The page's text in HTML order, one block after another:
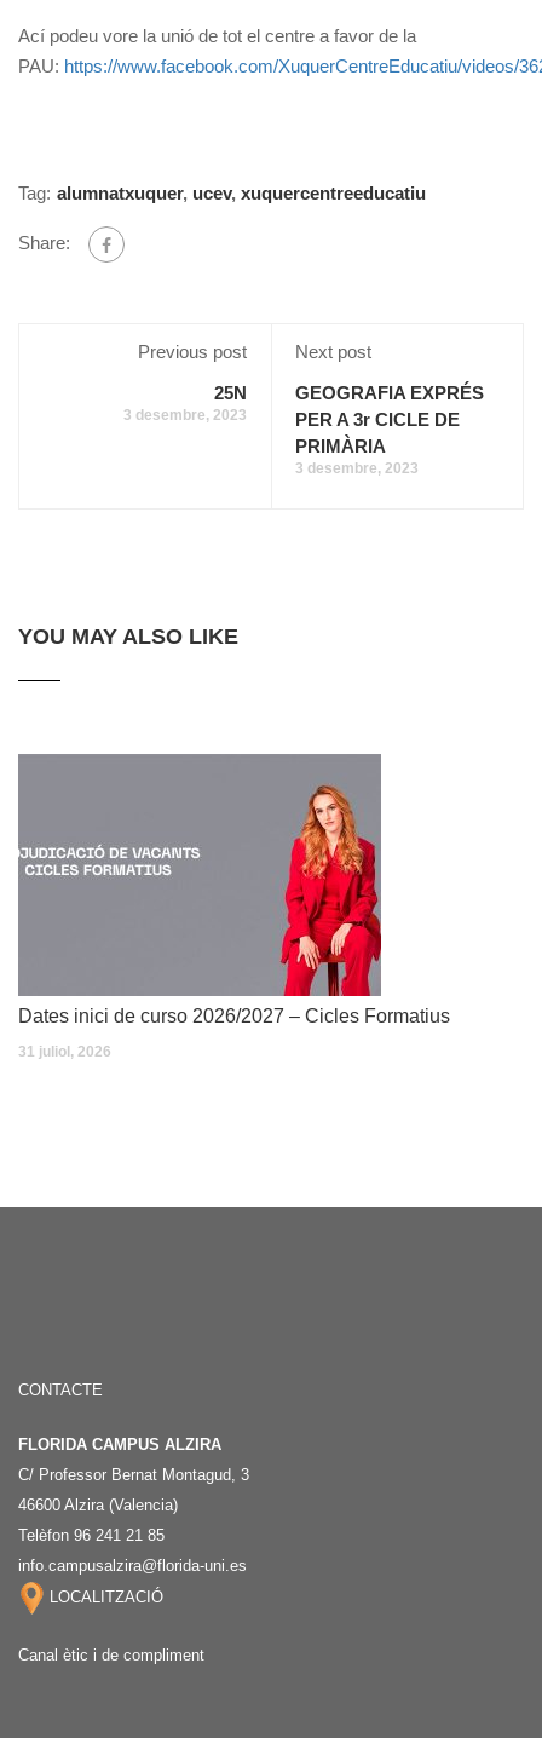
Ací podeu vore la unió de tot el centre a favor de la
PAU: https://www.facebook.com/XuquerCentreEducatiu/videos/
Tag: alumnatxuquer, ucev, xuquercentreeducatiu
Share:
Previous post
25N
3 desembre, 2023
Next post
GEOGRAFIA EXPRÉS
PER A 3r CICLE DE
PRIMÀRIA
3 desembre, 2023
YOU MAY ALSO LIKE
Dates inici de curso 2026/2027 – Cicles Formatius
31 juliol, 2026
CONTACTE
FLORIDA CAMPUS ALZIRA
C/ Professor Bernat Montagud, 3
46600 Alzira (Valencia)
Telèfon 96 241 21 85
info.campusalzira@florida-uni.es
LOCALITZACIÓ
Canal ètic i de compliment